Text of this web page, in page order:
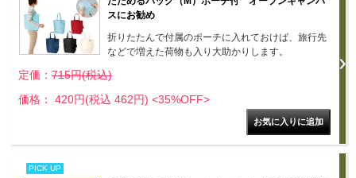
～15,000円 ～20,000円 ～30,000円
スにお勧め
折りたたんで付属のポーチに入れておけば、旅行先
などで増えた荷物も入り大助かりします。
定価： 715円(税込)
価格： 420円(税込 462円) <35%OFF>
PICK UP